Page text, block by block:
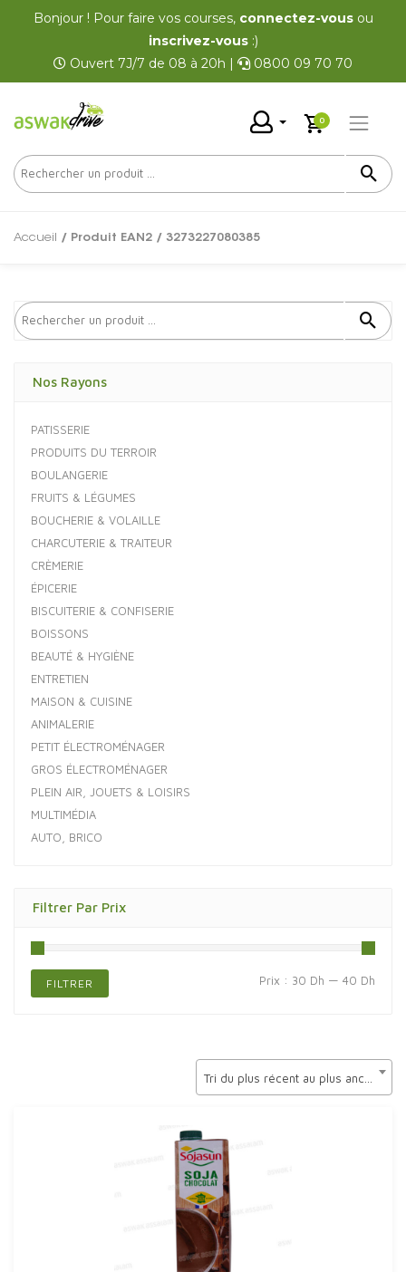
Bonjour ! Pour faire vos courses, connectez-vousou
inscrivez-vous:)
Ouvert 7J/7 de 08 à 20h |
0800 09 70 70
0
Accueil / Produit EAN2 / 3273227080385
Nos Rayons
PATISSERIE
PRODUITS DU TERROIR
BOULANGERIE
FRUITS & LÉGUMES
BOUCHERIE & VOLAILLE
CHARCUTERIE & TRAITEUR
CRÈMERIE
ÉPICERIE
BISCUITERIE & CONFISERIE
BOISSONS
BEAUTÉ & HYGIÈNE
ENTRETIEN
MAISON & CUISINE
ANIMALERIE
PETIT ÉLECTROMÉNAGER
GROS ÉLECTROMÉNAGER
PLEIN AIR, JOUETS & LOISIRS
MULTIMÉDIA
AUTO, BRICO
Filtrer Par Prix
FILTRER Prix : 30 Dh — 40 Dh